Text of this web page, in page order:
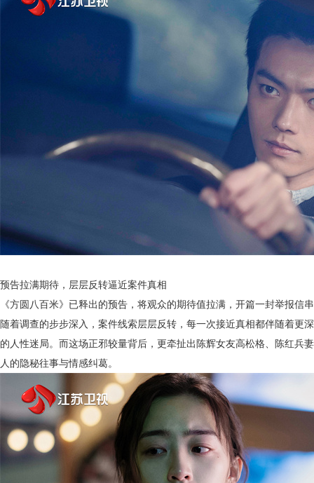
预告拉满期待，层层反转逼近案件真相
《方圆八百米》已释出的预告，将观众的期待值拉满，开篇一封举报信
随着调查的步步深入，案件线索层层反转，每一次接近真相都伴随着更
的人性迷局。而这场正邪较量背后，更牵扯出陈辉女友高松格、陈红兵
人的隐秘往事与情感纠葛。